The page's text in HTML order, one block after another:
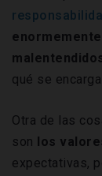
qué se
Otra de las
son
los
expectativas,